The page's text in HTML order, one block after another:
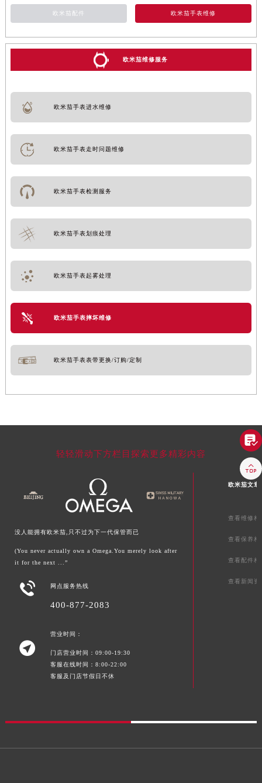
欧米茄配件 欧米茄手表维修
欧米茄维修服务
欧米茄手表进水维修
欧米茄手表走时问题维修
欧米茄手表检测服务
欧米茄手表划痕处理
欧米茄手表起雾处理
欧米茄手表摔坏维修
欧米茄手表表带更换/订购/定制
轻轻滑动下方栏目探索更多精彩内容
没人能拥有欧米茄,只不过为下一代保管而已
(You never actually own a Omega.You merely look after
it for the next ...”
 网点服务热线
400-877-2083

营业时间：
门店营业时间：09:00-19:30
客服在线时间：8:00-22:00
客服及门店节假日不休
欧米茄文章
查看维修相
查看保养相
查看配件相
查看新闻资

